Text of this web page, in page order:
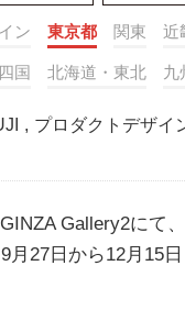
ン 東京都 関東 近
国 北海道・東北 九
, プロダクトデザイ
Gallery2にて
月27日から12月15